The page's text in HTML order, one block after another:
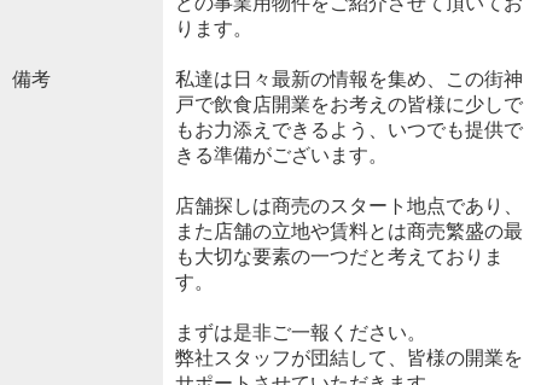
備考
ります。
私達は日々最新の情報を集め、この街神
戸で飲食店開業をお考えの皆様に少しで
もお力添えできるよう、いつでも提供で
きる準備がございます。
店舗探しは商売のスタート地点であり、
また店舗の立地や賃料とは商売繁盛の最
も大切な要素の一つだと考えておりま
す。
まずは是非ご一報ください。
弊社スタッフが団結して、皆様の開業を